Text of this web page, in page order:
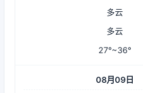
多云
多云
27°~36°
08月09日